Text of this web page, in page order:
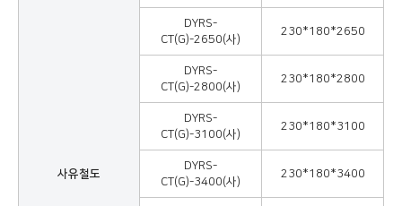
사유철도
DYRS-
CT(G)-2650(사)
230*180*2650
DYRS-
CT(G)-2800(사)
230*180*2800
DYRS-
CT(G)-3100(사)
230*180*3100
DYRS-
CT(G)-3400(사)
230*180*3400